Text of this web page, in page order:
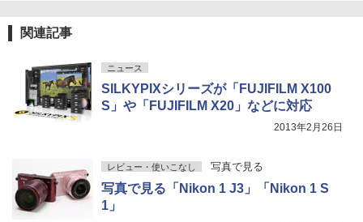
関連記事
ニュース
SILKYPIXシリーズが「FUJIFILM X100
S」や「FUJIFILM X20」などに対応
2013年2月26日
レビュー・使いこなし 写真で見る
写真で見る「Nikon 1 J3」「Nikon 1 S
1」